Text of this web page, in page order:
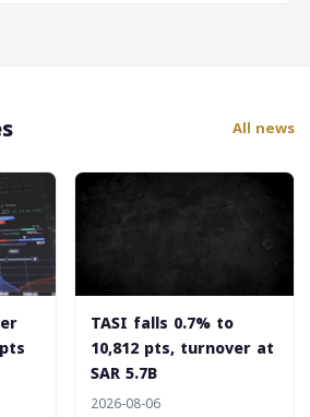
All news
‎TASI falls 0.7% to
10,812 pts, turnover at
SAR 5.7B
2026-08-06